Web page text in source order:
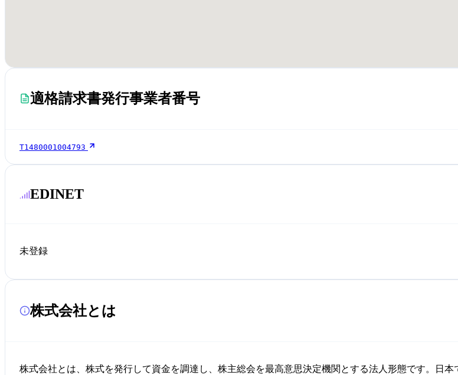
適格請求書発行事業者番号
T1480001004793
EDINET
未登録
株式会社とは
株式会社とは、株式を発行して資金を調達し、株主総会を最高意思決定機関とする法人形態です。日